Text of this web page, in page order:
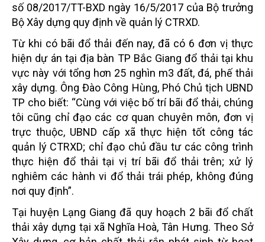
số 08/2017/TT-BXD ngày 16/5/2017 của Bộ trưởng
Bộ Xây dựng quy định về quản lý CTRXD.
Từ khi có bãi đổ thải đến nay, đã có 6 đơn vị thực
hiện dự án tại địa bàn TP Bắc Giang đổ thải tại khu
vực này với tổng hơn 25 nghìn m3 đất, đá, phế thải
xây dựng. Ông Đào Công Hùng, Phó Chủ tịch UBND
TP cho biết: “Cùng với việc bố trí bãi đổ thải, chúng
tôi cũng chỉ đạo các cơ quan chuyên môn, đơn vị
trực thuộc, UBND cấp xã thực hiện tốt công tác
quản lý CTRXD; chỉ đạo chủ đầu tư các công trình
thực hiện đổ thải tại vị trí bãi đổ thải trên; xử lý
nghiêm các hành vi đổ thải trái phép, không đúng
nơi quy định”.
Tại huyện Lạng Giang đã quy hoạch 2 bãi đổ chất
thải xây dựng tại xã Nghĩa Hoà, Tân Hưng. Theo Sở